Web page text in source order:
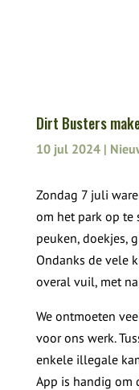
Dirt Busters
10 jul 2024|
Zondag 7 juli
om het park op te
peuken, doekjes,
Ondanks de vele
overal vuil, met
We ontmoeten
voor ons werk.
enkele illegale
App is handig om